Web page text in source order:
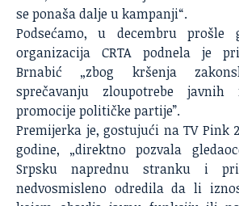
se ponaša dalje u kampanji“.
Podsećamo, u decembru prošle
organizacija CRTA podnela je
Brnabić „zbog kršenja
sprečavanju zloupotrebe
promocije političke partije”.
Premijerka je, gostujući na TV Pink
godine, „direktno pozvala
Srpsku naprednu stranku i
nedvosmisleno odredila da li